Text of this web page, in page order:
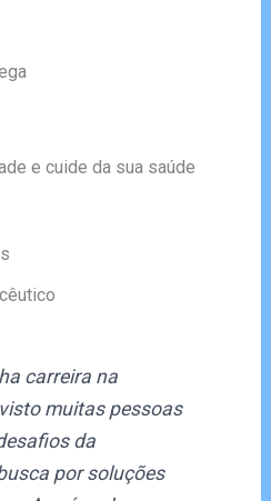
e cuide da sua saúde
carreira na
muitas pessoas
da
por soluções